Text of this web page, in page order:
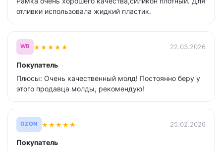
отливки использовала жидкий пластик.
WB ★★★★★ 22.03.2026
Покупатель
Плюсы: Очень качественный молд! Постоянно беру у
этого продавца молды, рекомендую!
OZON ★★★★★ 25.02.2026
Покупатель